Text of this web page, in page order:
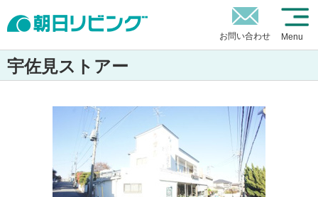
お問い合わせ Menu
宇佐見ストアー